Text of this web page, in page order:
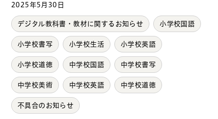
2025年5月30日
デジタル教科書・教材に関するお知らせ 小学校国語
小学校書写 小学校生活 小学校英語
小学校道徳 中学校国語 中学校書写
中学校美術 中学校英語 中学校道徳
不具合のお知らせ